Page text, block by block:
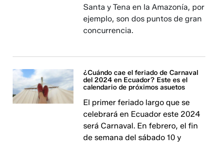
Santa y Tena en la Amazonía, por
ejemplo, son dos puntos de gran
concurrencia.
¿Cuándo cae el feriado de Carnaval
del 2024 en Ecuador? Este es el
calendario de próximos asuetos
El primer feriado largo que se
celebrará en Ecuador este 2024
será Carnaval. En febrero, el fin
de semana del sábado 10 y